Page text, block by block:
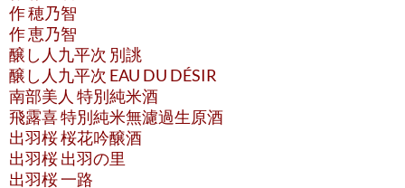
作 穂乃智
作 恵乃智
醸し人九平次 別誂
醸し人九平次 EAU DU DÉSIR
南部美人 特別純米酒
飛露喜 特別純米無濾過生原酒
出羽桜 桜花吟醸酒
出羽桜 出羽の里
出羽桜 一路